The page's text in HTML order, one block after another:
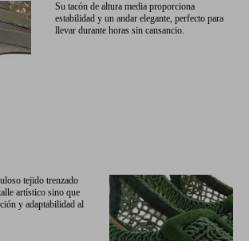
Su tacón de altura media proporciona
estabilidad y un andar elegante, perfecto para
llevar durante horas sin cansancio.
tejido trenzado
artístico sino que
y adaptabilidad al